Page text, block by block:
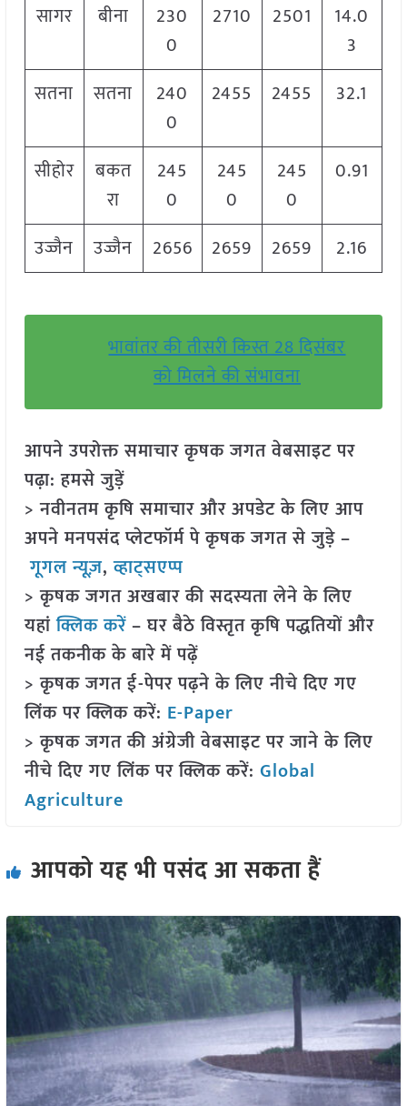
सागर बीना
230
0
2710 2501
14.0
3
सतना
सतना
240
0
2455 2455 32.1
सीहोर
बकत
रा
245
0
245
0
245
0
0.91
उज्जैन उज्जैन 2656 2659 2659 2.16
भावांतर की तीसरी किस्त 28 दिसंबर
को मिलने की संभावना
आपने उपरोक्त समाचार कृषक जगत वेबसाइट पर
पढ़ा: हमसे जुड़ें
> नवीनतम कृषि समाचार और अपडेट के लिए आप
अपने मनपसंद प्लेटफॉर्म पे कृषक जगत से जुड़े –
गूगल न्यूज़,व्हाट्सएप्प
> कृषक जगत अखबार की सदस्यता लेने के लिए
यहांक्लिक करें– घर बैठे विस्तृत कृषि पद्धतियों और
नई तकनीक के बारे में पढ़ें
> कृषक जगत ई-पेपर पढ़ने के लिए नीचे दिए गए
लिंक पर क्लिक करें: E-Paper
> कृषक जगत की अंग्रेजी वेबसाइट पर जाने के लिए
नीचे दिए गए लिंक पर क्लिक करें: Global
Agriculture
आपको यह भी पसंद आ सकता हैं